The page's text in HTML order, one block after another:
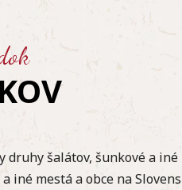
druhy šalátov, šunkové a iné
iné mestá a obce na